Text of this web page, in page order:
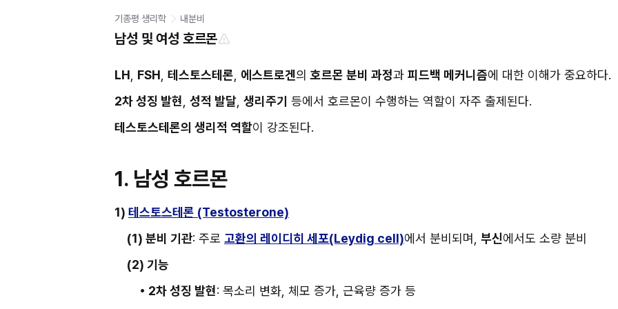
기종평 생리학 내분비
남성 및 여성 호르몬
LH FSH 테스토스테론 에스트로겐의 호르몬 분비 과정과 피드백 메커니즘에 대한 이해가 중요하다.
2차 성징 발현 성적 발달 생리주기 등에서 호르몬이 수행하는 역할이 자주 출제된다.
테스토스테론의 생리적 역할이 강조된다.
1. 남성 호르몬
1) 테스토스테론 (Testosterone)
(1) 분비 기관: 주로 고환의 레이디히 세포(Leydig cell)에서 분비되며, 부신에서도 소량 분비
(2) 기능
• 2차 성징 발현: 목소리 변화, 체모 증가, 근육량 증가 등